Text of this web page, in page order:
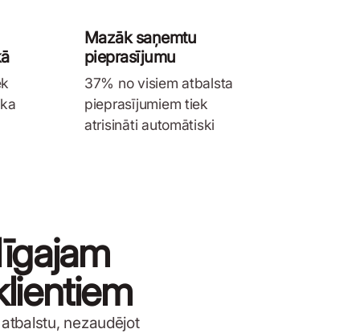
Mazāk saņemtu
pieprasījumu
37% no visiem atbalsta
pieprasījumiem tiek
atrisināti automātiski
nezaudējot